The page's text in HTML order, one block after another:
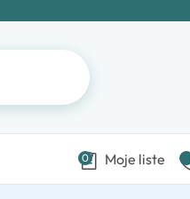
0 Moje liste